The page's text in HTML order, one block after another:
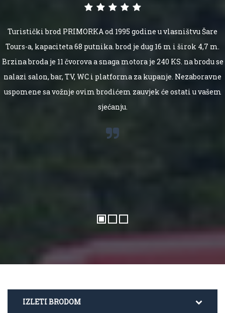
Turistički brod PRIMORKA od 1995 godine u vlasništvu Šare
Tours-a, kapaciteta 68 putnika. brod je dug 16 m i širok 4,7 m.
Brzina broda je 11 čvorova a snaga motora je 240 KS. na brodu se
nalazi salon, bar, TV, WC i platforma za kupanje. Nezaboravne
uspomene sa vožnje ovim brodićem zauvjek će ostati u vašem
sjećanju.
IZLETI BRODOM